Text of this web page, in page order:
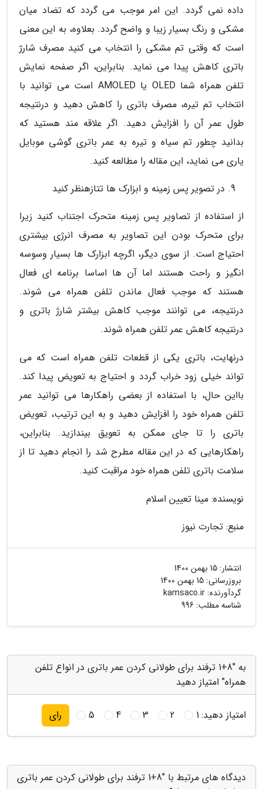
داده نمی گردد. این امر موجب می گردد که تضاد میان
مشکی و رنگ بسیار زیبا و واضح گردد. بعلاوه، به این معنی
است که وقتی تم مشکی را انتخاب می کنید مصرف شارژ
باتری کاهش پیدا می نماید. بنابراین، اگر صفحه نمایش
تلفن همراه شما OLED یا AMOLED است می توانید با
انتخاب تم تیره، مصرف باتری را کاهش دهید و درنتیجه
طول عمر آن را افزایش دهید. اگر علاقه مند هستید که
بدانید چطور تم سیاه و تیره به عمر باتری گوشی موبایل
یاری می نماید، این مقاله را مطالعه کنید.
در تصویر پس زمینه و ابزارک ها تتازهنظر کنید
از استفاده از تصاویر پس زمینه متحرک اجتناب کنید زیرا
برای متحرک بودن این تصاویر به مصرف انرژی بیشتری
احتیاج است. از سوی دیگر، اگرچه ابزارک ها بسیار وسوسه
انگیز و راحت هستند اما آن ها اساسا برنامه ای فعال
هستند که موجب فعال ماندن تلفن همراه می شوند.
درنتیجه، می توانند موجب کاهش بیشتر شارژ باتری و
درنتیجه کاهش عمر تلفن همراه شوند.
درنهایت، باتری یکی از قطعات تلفن همراه است که می
تواند خیلی زود خراب گردد و احتیاج به تعویض پیدا کند.
بااین حال، با استفاده از بعضی راهکارها می توانید عمر
تلفن همراه خود را افزایش دهید و به این ترتیب، تعویض
باتری را تا جای ممکن به تعویق بیندازید. بنابراین،
راهکارهایی که در این مقاله مطرح شد را انجام دهید تا از
سلامت باتری تلفن همراه خود مراقبت کنید.
نویسنده: مینا تعیین اسلام
منبع: تجارت نیوز
انتشار: 15 بهمن 1400
بروزرسانی: 15 بهمن 1400
گردآورنده: kamsaco.ir
شناسه مطلب: 996
به "8+1 ترفند برای طولانی کردن عمر باتری در انواع تلفن
همراه" امتیاز دهید
امتیاز دهید:1
2
3
4
5 رای
دیدگاه های مرتبط با "8+1 ترفند برای طولانی کردن عمر باتری